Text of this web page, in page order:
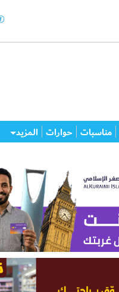
مناسبات حوارات المزيد